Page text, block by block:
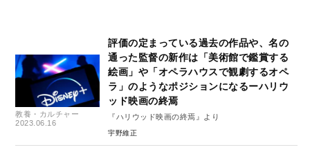
教養・カルチャー
2023.06.16
評価の定まっている過去の作品や、名の
通った監督の新作は「美術館で鑑賞する
絵画」や「オペラハウスで観劇するオペ
ラ」のようなポジションになるーハリウ
ッド映画の終焉
『ハリウッド映画の終焉』より
宇野維正